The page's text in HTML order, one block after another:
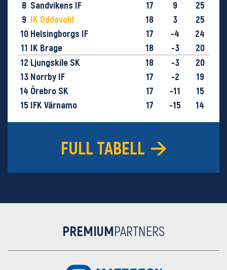
8 Sandvikens IF 17 9
25
9 IK Oddevold 18 3
25
10 Helsingborgs IF 17 -4
24
11 IK Brage 18 -3
20
12 Ljungskile SK 18 -3
20
13 Norrby IF 17 -2
19
14 Örebro SK 17 -11
15
15 IFK Värnamo 17 -15
14
FULL TABELL
PREMIUMPARTNERS